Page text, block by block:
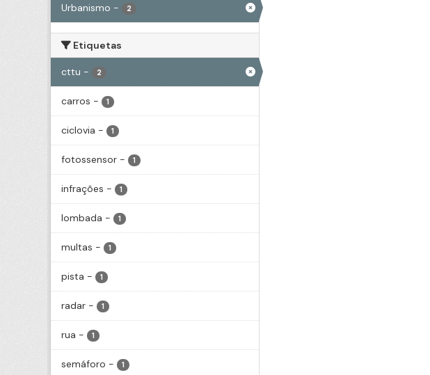
Urbanismo - 2
Etiquetas
cttu - 2
carros - 1
ciclovia - 1
fotossensor - 1
infrações - 1
lombada - 1
multas - 1
pista - 1
radar - 1
rua - 1
semáforo - 1